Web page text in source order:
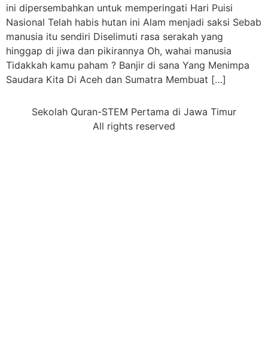
ini dipersembahkan untuk memperingati Hari Puisi
Nasional Telah habis hutan ini Alam menjadi saksi Sebab
manusia itu sendiri Diselimuti rasa serakah yang
hinggap di jiwa dan pikirannya Oh, wahai manusia
Tidakkah kamu paham ? Banjir di sana Yang Menimpa
Saudara Kita Di Aceh dan Sumatra Membuat […]
Sekolah Quran-STEM Pertama di Jawa Timur
All rights reserved